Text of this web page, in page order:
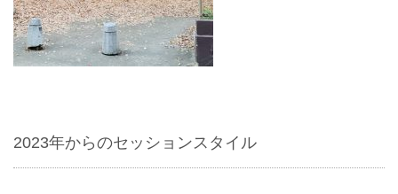
2023年からのセッションスタイル